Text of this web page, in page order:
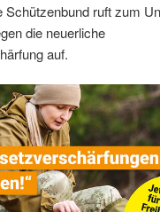
Schützenbund ruft zum
die neuerliche
auf.